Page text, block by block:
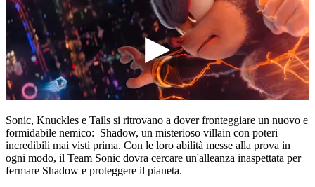
Sonic, Knuckles e Tails si ritrovano a dover fronteggiare un nuovo e
formidabile nemico: Shadow, un misterioso villain con poteri
incredibili mai visti prima. Con le loro abilità messe alla prova in
ogni modo, il Team Sonic dovra cercare un'alleanza inaspettata per
fermare Shadow e proteggere il pianeta.